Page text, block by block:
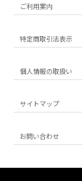
ご利用案内
特定商取引法表示
個人情報の取扱い
サイトマップ
お問い合わせ